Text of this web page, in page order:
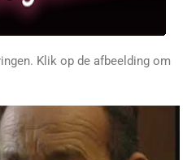
Klik op de afbeelding om